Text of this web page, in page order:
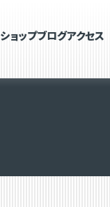
ショップブログアクセス